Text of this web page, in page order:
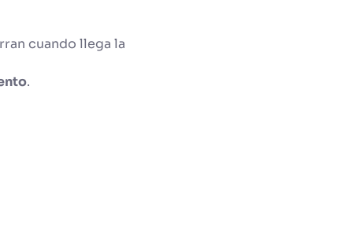
cuando llega la
.